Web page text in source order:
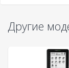
Другие